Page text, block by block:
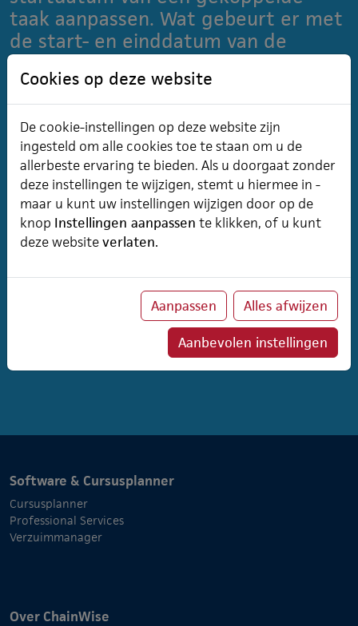
taak aanpassen. Wat gebeurt er met
de start- en einddatum van de
voorafgaande taken?
Wanneer je een taak wijzigt waar voorafgaande taken
aan gekoppeld zijn, dan is het startdatum van belang.
Je krijgt dan als optie de vraag “Automatisch
verschuiven voorafgaande taken als startdatum
gewijzigd is: ” met vinkjes voor “Terug” en...Lees meer
De opdrachten lijst is traag. Hoezo?
kenmerken toegevoegd zijn, die in de lijst weergegeven
worden, dan kan de lijst traag worden. Dit is bijzonder
met zeer lange lijsten het geval. Dan wordt aangeraden
Software & Cursusplanner
Cursusplanner
Professional Services
Verzuimmanager
Over ChainWise
Cookies op deze website
De cookie-instellingen op deze website zijn
ingesteld om alle cookies toe te staan om u de
allerbeste ervaring te bieden. Als u doorgaat zonder
deze instellingen te wijzigen, stemt u hiermee in -
maar u kunt uw instellingen wijzigen door op de
knop Instellingen aanpassen te klikken, of u kunt
deze websiteverlaten.
Aanpassen Alles afwijzen
Aanbevolen instellingen